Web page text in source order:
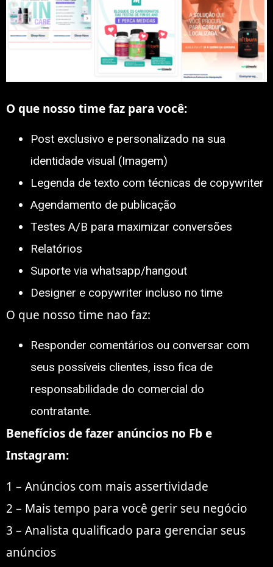
O que nosso time faz para você:
Post exclusivo e personalizado na sua
identidade visual (Imagem)
Legenda de texto com técnicas de copywriter
Agendamento de publicação
Testes A/B para maximizar conversões
Relatórios
Suporte via whatsapp/hangout
Designer e copywriter incluso no time
O que nosso time nao faz:
Responder comentários ou conversar com
seus possíveis clientes, isso fica de
responsabilidade do comercial do
contratante.
Benefícios de fazer anúncios no Fb e
Instagram:
1 – Anúncios com mais assertividade
2 – Mais tempo para você gerir seu negócio
3 – Analista qualificado para gerenciar seus
anúncios